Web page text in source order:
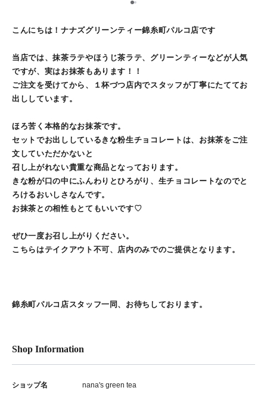
1
こんにちは！ナナズグリーンティー錦糸町パルコ店です
当店では、抹茶ラテやほうじ茶ラテ、グリーンティーなどが人気
ですが、実はお抹茶もあります！！
ご注文を受けてから、１杯づつ店内でスタッフが丁寧にたててお
出ししています。
ほろ苦く本格的なお抹茶です。
セットでお出ししているきな粉生チョコレートは、お抹茶をご注
文していただかないと
召し上がれない貴重な商品となっております。
きな粉が口の中にふんわりとひろがり、生チョコレートなのでと
ろけるおいしさなんです。
お抹茶との相性もとてもいいです♡
ぜひ一度お召し上がりください。
こちらはテイクアウト不可、店内のみでのご提供となります。
錦糸町パルコ店スタッフ一同、お待ちしております。
Shop Information
ショップ名 nana's green tea